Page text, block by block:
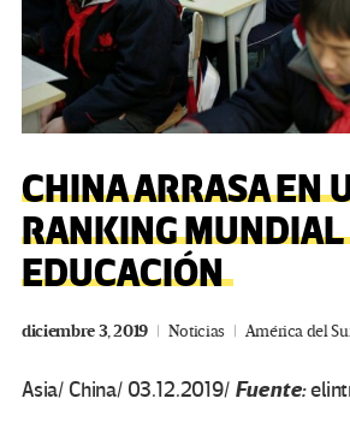
CHINA ARRASA EN
RANKING MUNDIAL
EDUCACIÓN
diciembre 3, 2019 Noticias América del
Asia/ China/ 03.12.2019/ Fuente: